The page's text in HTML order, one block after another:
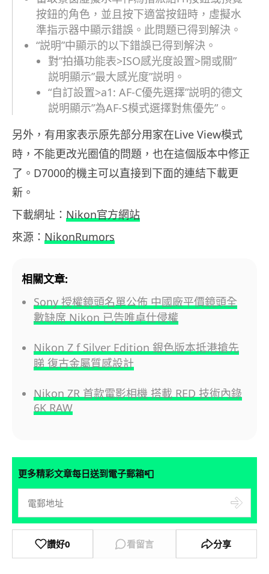
按鈕的角色，並且按下適當按鈕時，虛擬水
準指示器中顯示錯誤。此問題已得到解決。
“説明”中顯示的以下錯誤已得到解決。
對”拍攝功能表>ISO感光度設置>開或關”
説明顯示”最大感光度”説明。
“自訂設置>a1: AF-C優先選擇”説明的德文
説明顯示”為AF-S模式選擇對焦優先”。
另外，有用家表示原先部分用家在Live View模式
時，不能更改光圈值的問題，也在這個版本中修正
了。D7000的機主可以直接到下面的連結下載更
新。
下載網址： Nikon官方網站
來源： NikonRumors
相關文章:
Sony 授權鏡頭名單公佈 中國廠平價鏡頭全
數缺席 Nikon 已告唯卓仕侵權
Nikon Z f Silver Edition 銀色版本抵港搶先
睇 復古金屬質感設計
Nikon ZR 首款電影相機 搭載 RED 技術內錄
6K RAW
更多精彩文章每日送到電子郵箱📮
讚好0 看留言 分享